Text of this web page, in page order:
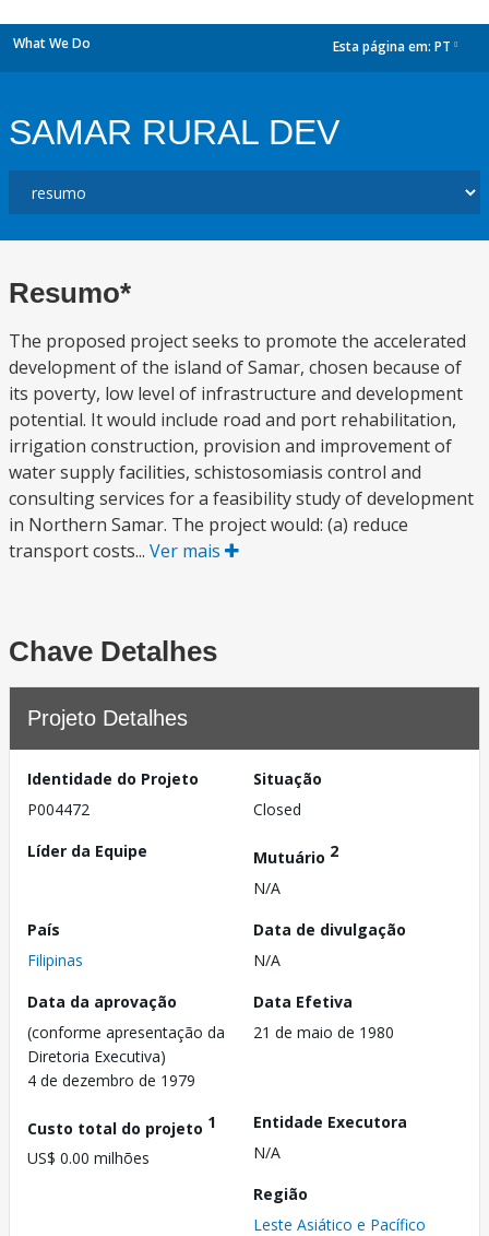
What We Do Esta página em: PT
SAMAR RURAL DEV
Resumo*
The proposed project seeks to promote the accelerated
development of the island of Samar, chosen because of
its poverty, low level of infrastructure and development
potential. It would include road and port rehabilitation,
irrigation construction, provision and improvement of
water supply facilities, schistosomiasis control and
consulting services for a feasibility study of development
in Northern Samar. The project would: (a) reduce
transport costs... Ver mais
Chave Detalhes
Projeto Detalhes
Identidade do Projeto
P004472
Situação
Closed
Líder da Equipe
Mutuário 2
N/A
País
Filipinas
Data de divulgação
N/A
Data da aprovação
(conforme apresentação da
Diretoria Executiva)
4 de dezembro de 1979
Data Efetiva
21 de maio de 1980
Custo total do projeto 1
US$ 0.00 milhões
Entidade Executora
N/A
Região
Leste Asiático e Pacífico